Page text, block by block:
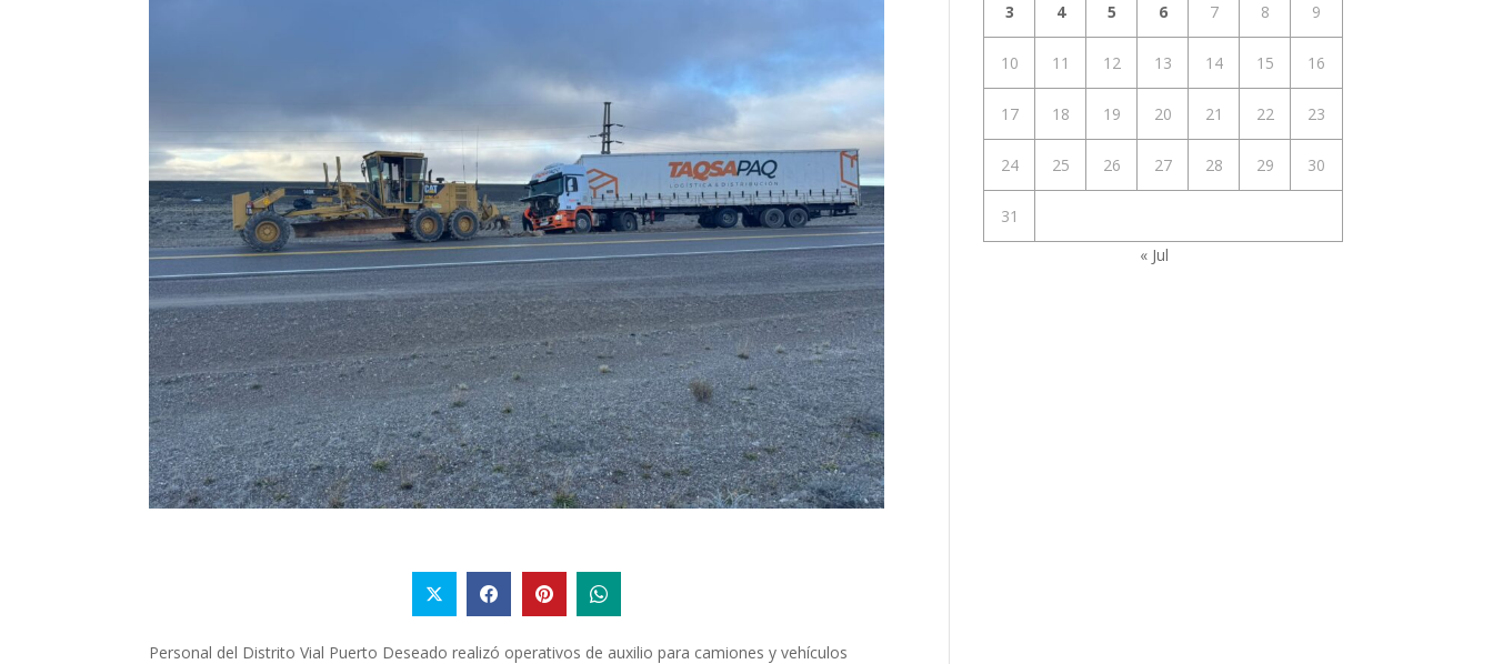
Personal del Distrito Vial Puerto Deseado realizó operativos de auxilio para camiones y vehículos
3 4 5 6 7 8 9
10 11 12 13 14 15 16
17 18 19 20 21 22 23
24 25 26 27 28 29 30
31
« Jul